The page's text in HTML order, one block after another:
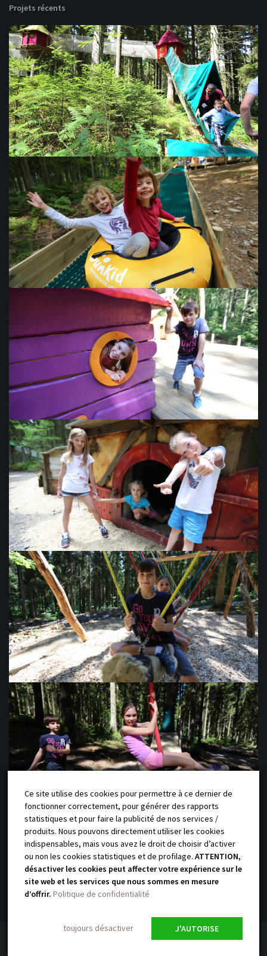
Projets récents
@yauque-company 2018 Site réalisé
par l’agenceTalacom/Mentions légales/Politique de confidentialité
Pixel Object
Ce site utilise des cookies pour permettre à ce dernier de
fonctionner correctement, pour générer des rapports
statistiques et pour faire la publicité de nos services /
produits. Nous pouvons directement utiliser les cookies
indispensables, mais vous avez le droit de choisir d’activer
ou non les cookies statistiques et de profilage.ATTENTION,
désactiver les cookies peut affecter votre expérience sur le
site web et les services que nous sommes en mesure
d’offrir. Politique de confidentialité
J'AUTORISE
toujours désactiver